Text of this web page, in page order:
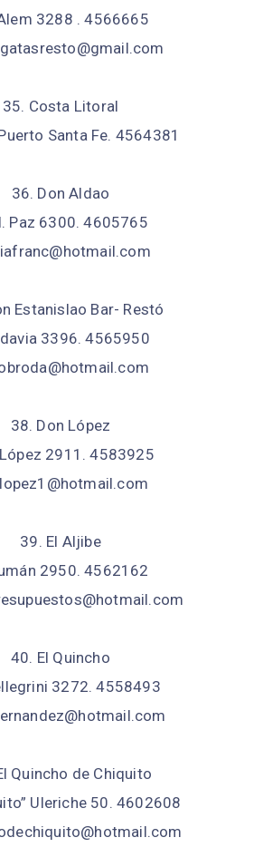
3288 . 4566665
35. Costa Litoral
Santa Fe. 4564381
36. Don Aldao
Paz 6300. 4605765
Estanislao Bar- Restó
3396. 4565950
38. Don López
2911. 4583925
39. El Aljibe
2950. 4562162
40. El Quincho
3272. 4558493
Quincho de Chiquito
Uleriche 50. 4602608